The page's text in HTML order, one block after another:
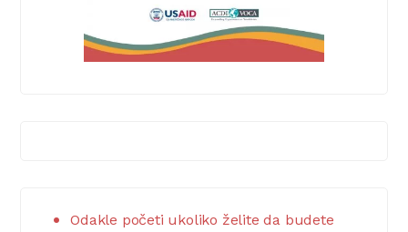
Odakle početi ukoliko želite da budete